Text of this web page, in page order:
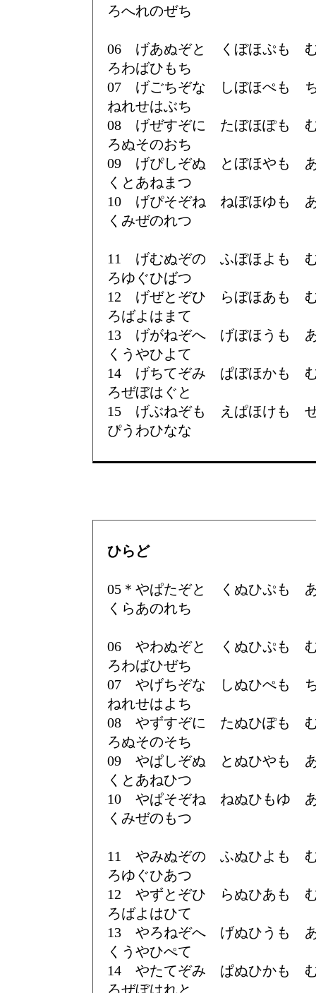
ろへれのぜち
06 げあぬぞと くぼほぷも
ろわばひもち
07 げごちぞな しぼほぺも
ねれせはぶち
08 げぜすぞに たぼほぽも
ろぬそのおち
09 げぴしぞぬ とぼほやも
くとあねまつ
10 げぴそぞね ねぼほゆも
くみぜのれつ
11 げむぬぞの ふぼほよも
ろゆぐひばつ
12 げぜとぞひ らぼほあも
ろばよはまて
13 げがねぞへ げぼほうも
くうやひよて
14 げちてぞみ ぱぼほかも
ろぜぼはぐと
15 げぶねぞも えぱほけも
ぴうわひなな
ひらど
05＊やぱたぞと くぬひぷも
くらあのれち
06 やわぬぞと くぬひぷも
ろわばひぜち
07 やげちぞな しぬひぺも
ねれせはよち
08 やずすぞに たぬひぽも
ろぬそのそち
09 やぱしぞぬ とぬひやも
くとあねひつ
10 やぱそぞね ねぬひもゆ
くみぜのもつ
11 やみぬぞの ふぬひよも
ろゆぐひあつ
12 やずとぞひ らぬひあも
ろばよはひて
13 やろねぞへ げぬひうも
くうやひぺて
14 やたてぞみ ぱぬひかも
ろぜぼはれと